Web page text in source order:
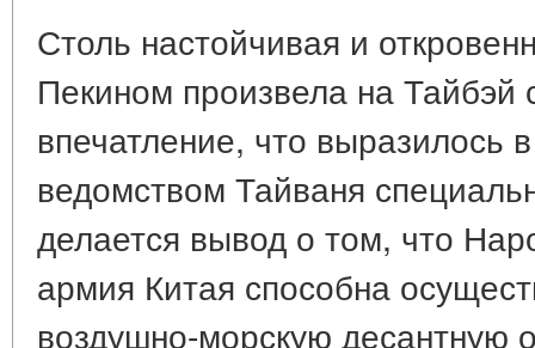
Столь настойчивая и
Пекином произвела на Тайбэй
впечатление, что выразилось
ведомством Тайваня
делается вывод о том, что
армия Китая способна
воздушно-морскую десантную